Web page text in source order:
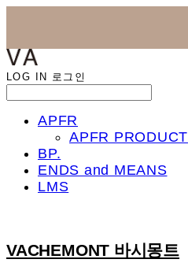
LOG IN 로그인
APFR
APFR PRODUCT
BP.
ENDS and MEANS
LMS
VACHEMONT 바시몽트